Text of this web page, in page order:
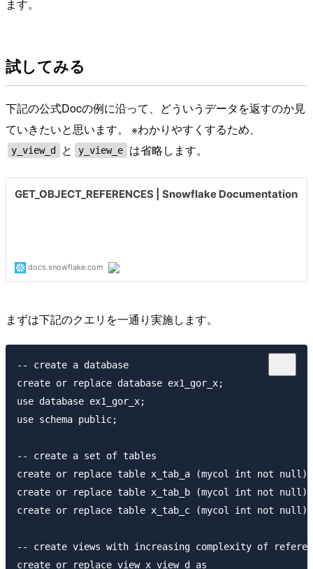
ます。
試してみる
下記の公式Docの例に沿って、どういうデータを返すのか見
ていきたいと思います。 ※わかりやすくするため、
y_view_d と y_view_e は省略します。
まずは下記のクエリを一通り実施します。
-- create a database
create or replace database ex1_gor_x;
use database ex1_gor_x;
use schema public;
-- create a set of tables
create or replace table x_tab_a (mycol int not null);
create or replace table x_tab_b (mycol int not null);
create or replace table x_tab_c (mycol int not null);
-- create views with increasing complexity of
create or replace view x_view_d as